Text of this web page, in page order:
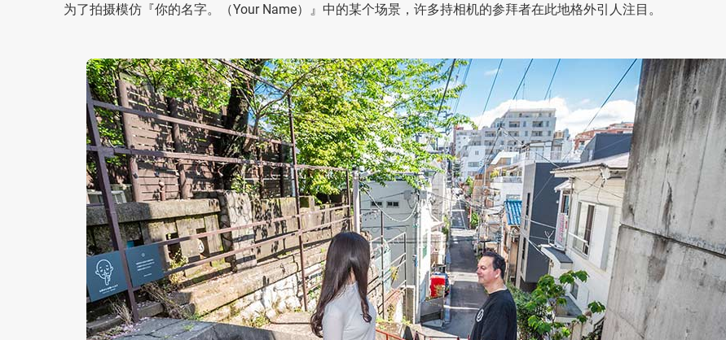
为了拍摄模仿『你的名字。（Your Name）』中的某个场景，许多持相机的参拜者在此地格外引人注目。